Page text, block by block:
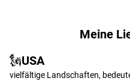
Meine
🗽USA
vielfältige Landschaften,